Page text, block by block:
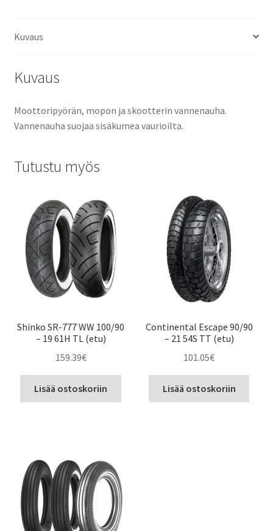
Kuvaus
Kuvaus
Moottoripyörän, mopon ja skootterin vannenauha.
Vannenauha suojaa sisäkumea vaurioilta.
Tutustu myös
Shinko SR-777 WW 100/90
– 19 61H TL (etu)
159.39€
Lisää ostoskoriin
Continental Escape 90/90
– 21 54S TT (etu)
101.05€
Lisää ostoskoriin